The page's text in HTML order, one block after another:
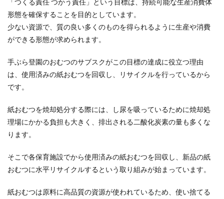
形態を確保することを目的としています。
少ない資源で、質の良い多くのものを得られるように生産や消費
ができる形態が求められます。
手ぶら登園のおむつのサブスクがこの目標の達成に役立つ理由
は、使用済みの紙おむつを回収し、リサイクルを行っているから
です。
紙おむつを焼却処分する際には、し尿を吸っているために焼却処
理場にかかる負担も大きく、排出される二酸化炭素の量も多くな
ります。
そこで各保育施設でから使用済みの紙おむつを回収し、新品の紙
おむつに水平リサイクルするという取り組みが始まっています。
紙おむつは原料に高品質の資源が使われているため、使い捨てる